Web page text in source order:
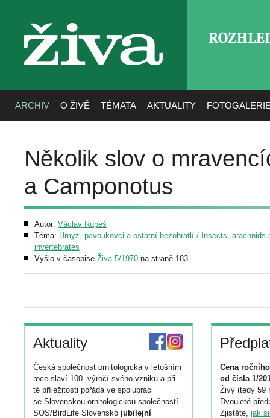
živa
ARCHIV O ŽIVĚ TÉMATA AKTUALITY
Několik slov o
a Camponotus
Autor: Václav Rupeš
Téma: Hmyz, pavoukovci a ostatní bezobratlí / Insects, arachnids
invertebrates
Vyšlo v časopise Živa 5/1970 na straně 183
Aktuality
Česká společnost ornitologická v letošním
roce slaví 100. výročí svého vzniku a při
té příležitosti pořádá ve spolupráci
se Slovenskou ornitologickou společností
SOS/BirdLife Slovensko jubilejní
Cena
od čísla 1/
Živy (tedy 59
Dvouleté
Zjistěte, jak